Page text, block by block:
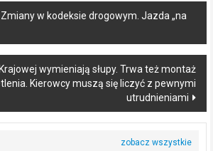
w kodeksie drogowym. Jazda „na
wymieniają słupy. Trwa też montaż
Kierowcy muszą się liczyć z pewnymi
utrudnieniami